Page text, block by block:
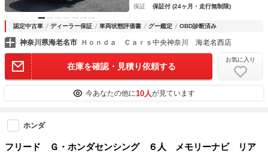
保証
保証付 (24ヶ月・走行無制限)
認定中古車 ディーラー保証 車両状態評価書 グー鑑定 OBD診断済み
神奈川県海老名市 Ｈｏｎｄａ Ｃａｒｓ中央神奈川 海老名西店
在庫を確認・見積り依頼する
お気に入り
今あなたの他に10人が見ています
ホンダ
フリード Ｇ・ホンダセンシング ６人 メモリーナビ リア